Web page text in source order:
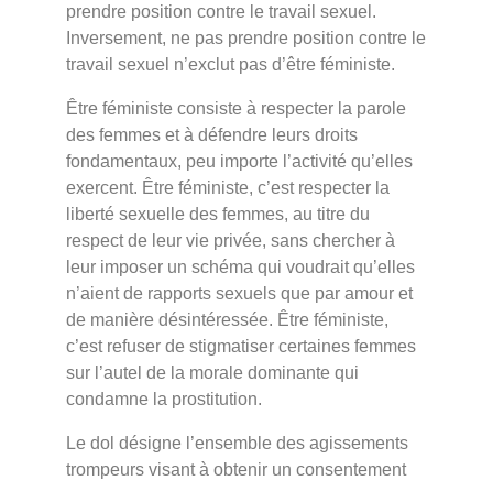
prendre position contre le travail sexuel.
Inversement, ne pas prendre position contre le
travail sexuel n’exclut pas d’être féministe.
Être féministe consiste à respecter la parole
des femmes et à défendre leurs droits
fondamentaux, peu importe l’activité qu’elles
exercent. Être féministe, c’est respecter la
liberté sexuelle des femmes, au titre du
respect de leur vie privée, sans chercher à
leur imposer un schéma qui voudrait qu’elles
n’aient de rapports sexuels que par amour et
de manière désintéressée. Être féministe,
c’est refuser de stigmatiser certaines femmes
sur l’autel de la morale dominante qui
condamne la prostitution.
Le dol désigne l’ensemble des agissements
trompeurs visant à obtenir un consentement